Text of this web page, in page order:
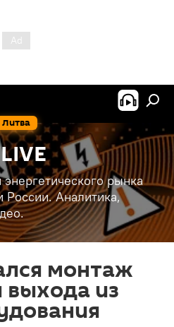
Литва
рынка
России. Аналитика,
монтаж
выхода из